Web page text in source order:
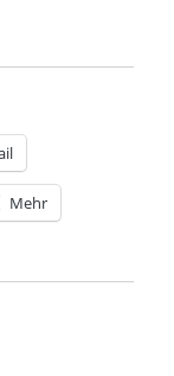
Sauerland,
Mehr